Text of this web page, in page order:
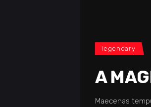
legendary
A
Maecenas